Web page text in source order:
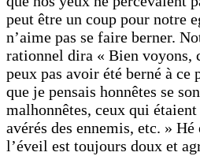
peut être un coup pour notre
n’aime pas se faire berner.
rationnel dira « Bien voyons,
peux pas avoir été berné à ce
que je pensais honnêtes se
malhonnêtes, ceux qui
avérés des ennemis, etc. »
l’éveil est toujours doux et